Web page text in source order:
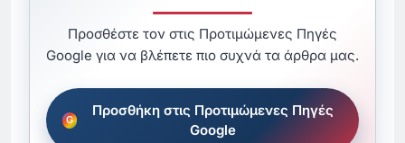
Προσθέστε τον στις Προτιμώμενες Πηγές
Google για να βλέπετε πιο συχνά τα άρθρα μας.
Προσθήκη στις Προτιμώμενες Πηγές
Google